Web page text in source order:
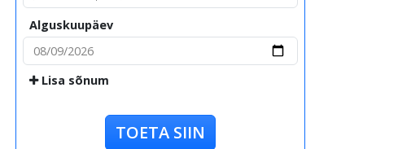
Alguskuupäev
Lisa sõnum
TOETA SIIN